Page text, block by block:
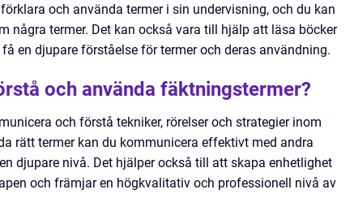
och använda termer i sin undervisning, och du kan
några termer. Det kan också vara till hjälp att läsa böcker
en djupare förståelse för termer och deras användning.
och använda fäktningstermer?
och förstå tekniker, rörelser och strategier inom
rätt termer kan du kommunicera effektivt med andra
djupare nivå. Det hjälper också till att skapa enhetlighet
och främjar en högkvalitativ och professionell nivå av